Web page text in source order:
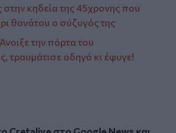
κηδεία της 45χρονης που
θανάτου ο σύζυγός της
την πόρτα του
τραυμάτισε οδηγό κι έφυγε!